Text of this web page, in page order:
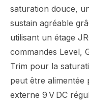
saturation douce,
sustain agréable
utilisant un étage
commandes Level,
Trim pour la
peut être alimentée
externe 9 V DC